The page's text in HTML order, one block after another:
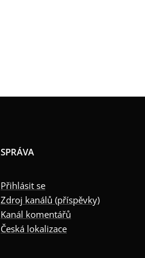
SPRÁVA
Přihlásit se
Zdroj kanálů (příspěvky)
Kanál komentářů
Česká lokalizace